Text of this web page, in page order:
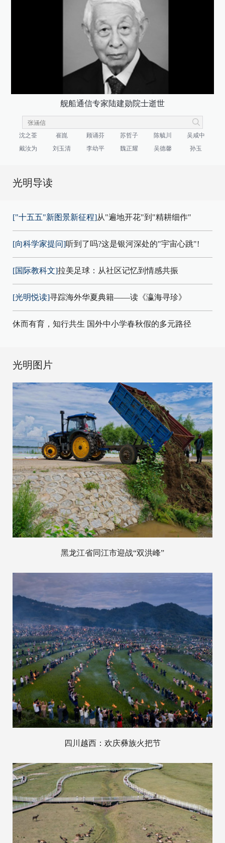
舰船通信专家陆建勋院士逝世
沈之荃 崔崑 顾诵芬 苏哲子 陈毓川
吴咸中
戴汝为
刘玉清 李幼平 魏正耀 吴德馨 孙玉
光明导读
["十五五"新图景新征程]从"遍地开花"到"精耕细作"
[向科学家提问]听到了吗?这是银河深处的"宇宙心跳"!
[国际教科文]拉美足球：从社区记忆到情感共振
[光明悦读]寻踪海外华夏典籍——读《瀛海寻珍》
休而有育，知行共生 国外中小学春秋假的多元路径
光明图片
黑龙江省同江市迎战“双洪峰”
四川越西：欢庆彝族火把节